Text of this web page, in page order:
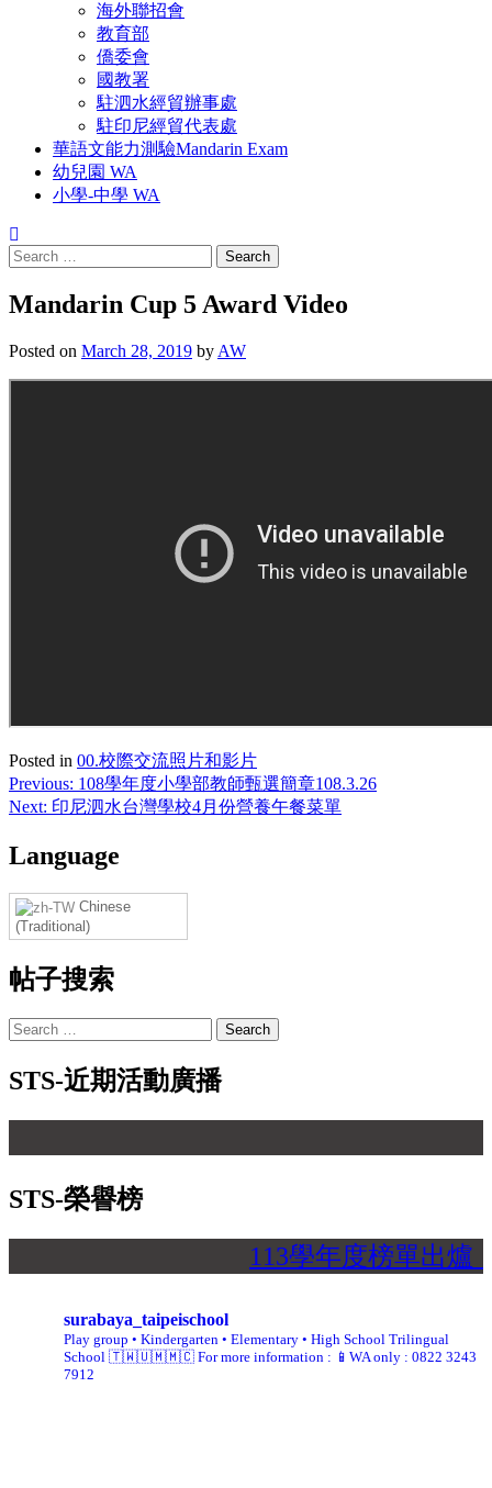
海外聯招會
教育部
僑委會
國教署
駐泗水經貿辦事處
駐印尼經貿代表處
華語文能力測驗Mandarin Exam
幼兒園 WA
小學-中學 WA
Search
for:
Mandarin Cup 5 Award Video
Posted on March 28, 2019 by AW
Posted in 00.校際交流照片和影片
Post
navigation
Previous: 108學年度小學部教師甄選簡章108.3.26
Next: 印尼泗水台灣學校4月份營養午餐菜單
Language
Chinese
(Traditional)
帖子搜索
Search
for:
STS-近期活動廣播
STS-榮譽榜
113學年度榜單出爐
surabaya_taipeischool
Play group • Kindergarten • Elementary • High School Trilingual
School 🇹🇼🇺🇲🇲🇨 For more information : 📱WA only : 0822 3243
7912